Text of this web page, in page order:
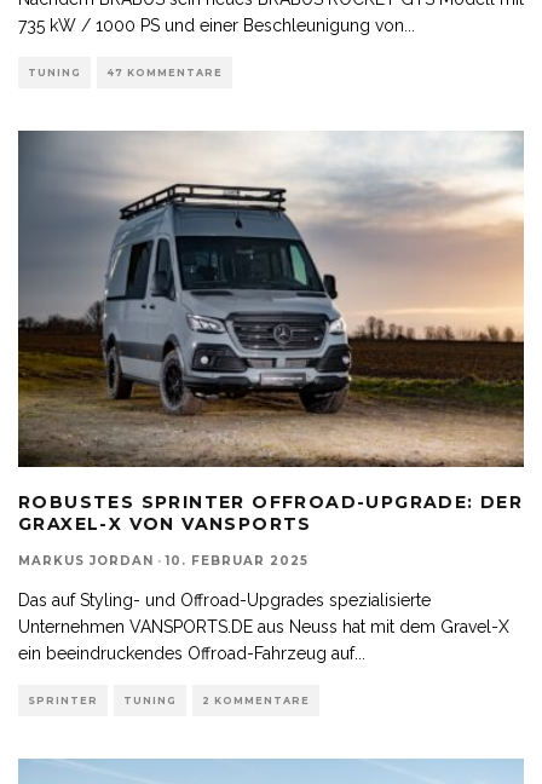
735 kW / 1000 PS und einer Beschleunigung von
TUNING 47 KOMMENTARE
ROBUSTES SPRINTER OFFROAD-UPGRADE: DER
GRAXEL-X VON VANSPORTS
MARKUS JORDAN · 10. FEBRUAR 2025
Das auf Styling- und Offroad-Upgrades spezialisierte
Unternehmen VANSPORTS.DE aus Neuss hat mit dem Gravel-X
ein beeindruckendes Offroad-Fahrzeug auf...
SPRINTER TUNING 2 KOMMENTARE